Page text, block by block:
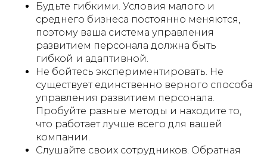
Будьте гибкими. Условия малого и
среднего бизнеса постоянно меняются,
поэтому ваша система управления
развитием персонала должна быть
гибкой и адаптивной.
Не бойтесь экспериментировать. Не
существует единственно верного способа
управления развитием персонала.
Пробуйте разные методы и находите то,
что работает лучше всего для вашей
компании.
Слушайте своих сотрудников. Обратная